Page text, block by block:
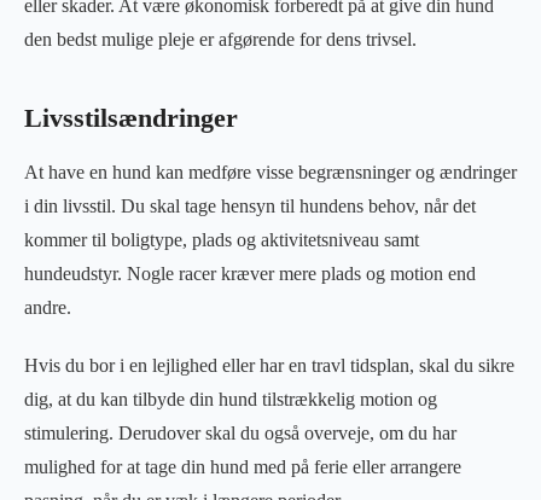
eller skader. At være økonomisk forberedt på at give din hund
den bedst mulige pleje er afgørende for dens trivsel.
Livsstilsændringer
At have en hund kan medføre visse begrænsninger og ændringer
i din livsstil. Du skal tage hensyn til hundens behov, når det
kommer til boligtype, plads og aktivitetsniveau samt
hundeudstyr. Nogle racer kræver mere plads og motion end
andre.
Hvis du bor i en lejlighed eller har en travl tidsplan, skal du sikre
dig, at du kan tilbyde din hund tilstrækkelig motion og
stimulering. Derudover skal du også overveje, om du har
mulighed for at tage din hund med på ferie eller arrangere